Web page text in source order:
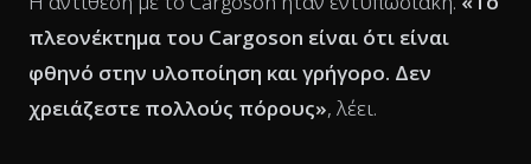
πλεονέκτημα του Cargoson είναι ότι είναι
φθηνό στην υλοποίηση και γρήγορο. Δεν
χρειάζεστε πολλούς πόρους», λέει.